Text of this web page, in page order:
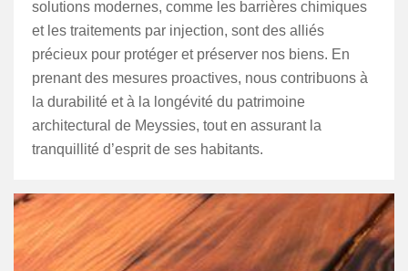
solutions modernes, comme les barrières chimiques
et les traitements par injection, sont des alliés
précieux pour protéger et préserver nos biens. En
prenant des mesures proactives, nous contribuons à
la durabilité et à la longévité du patrimoine
architectural de Meyssies, tout en assurant la
tranquillité d’esprit de ses habitants.